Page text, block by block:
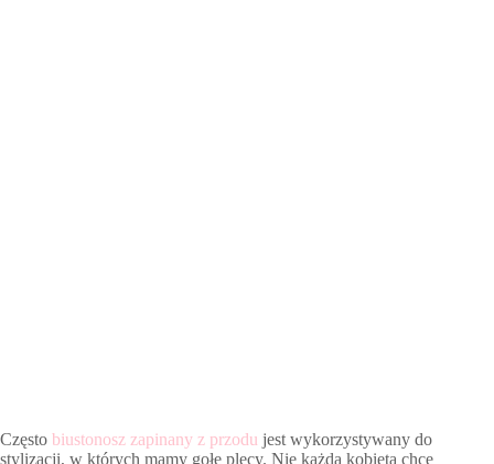
Często biustonosz zapinany z przodu jest wykorzystywany do
stylizacji, w których mamy gołe plecy. Nie każda kobieta chce